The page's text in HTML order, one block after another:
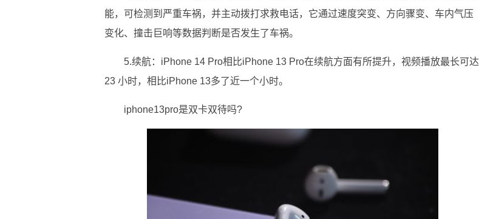
能，可检测到严重车祸，并主动拨打求救电话，它通过速度突变、方向骤变、车内气压
变化、撞击巨响等数据判断是否发生了车祸。
5.续航：iPhone 14 Pro相比iPhone 13 Pro在续航方面有所提升，视频播放最长可达
23 小时，相比iPhone 13多了近一个小时。
iphone13pro是双卡双待吗?